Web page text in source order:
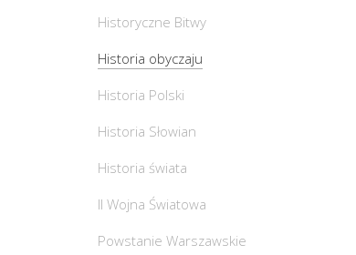
Historyczne Bitwy
Historia obyczaju
Historia Polski
Historia Słowian
Historia świata
II Wojna Światowa
Powstanie Warszawskie